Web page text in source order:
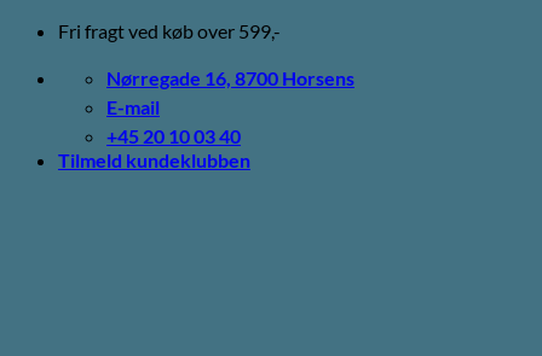
Fortsæt
indhold
Fri fragt ved køb over 599,-
Nørregade 16, 8700 Horsens
E-mail
+45 20 10 03 40
Tilmeld kundeklubben